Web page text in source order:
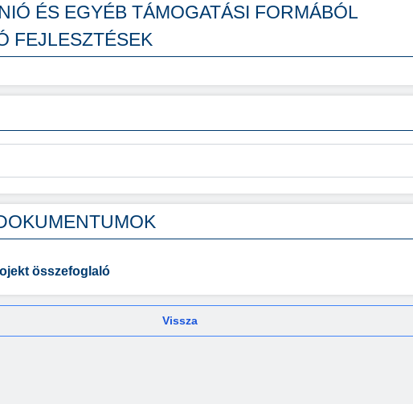
ÉS EGYÉB TÁMOGATÁSI FORMÁBÓL
FEJLESZTÉSEK
összefoglaló
Vissza